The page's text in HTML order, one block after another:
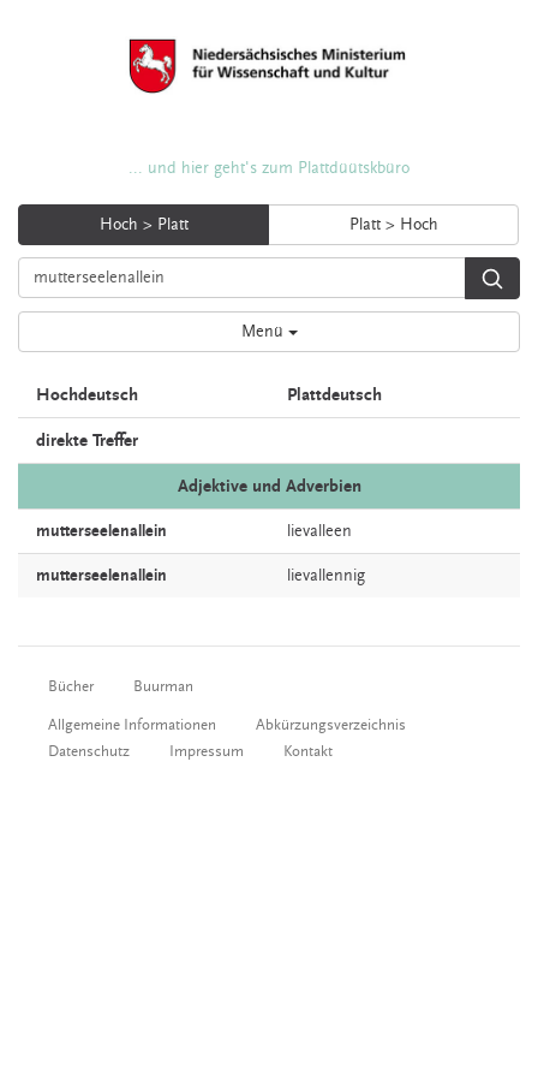
... und hier geht's zum Plattdüütskbüro
Hoch > Platt Platt > Hoch
Menü
Hochdeutsch Plattdeutsch
direkte Treffer
Adjektive und Adverbien
mutterseelenallein lievalleen
mutterseelenallein lievallennig
Bücher Buurman
Allgemeine Informationen
Abkürzungsverzeichnis
Datenschutz
Impressum Kontakt